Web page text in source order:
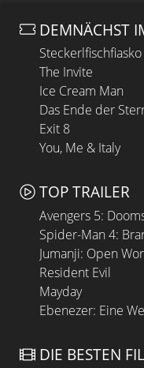
DEMNÄCHST
Steckerlfischfiasko
The Invite
Ice Cream Man
Das Ende der
Exit 8
You, Me & Italy
TOP TRAILER
Avengers 5:
Spider-Man 4:
Jumanji: Open
Resident Evil
Mayday
Ebenezer: Eine
DIE BESTEN